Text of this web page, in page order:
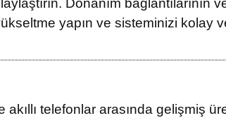
Donanım bağlantılarının
yapın ve sisteminizi
telefonlar arasında gelişmiş